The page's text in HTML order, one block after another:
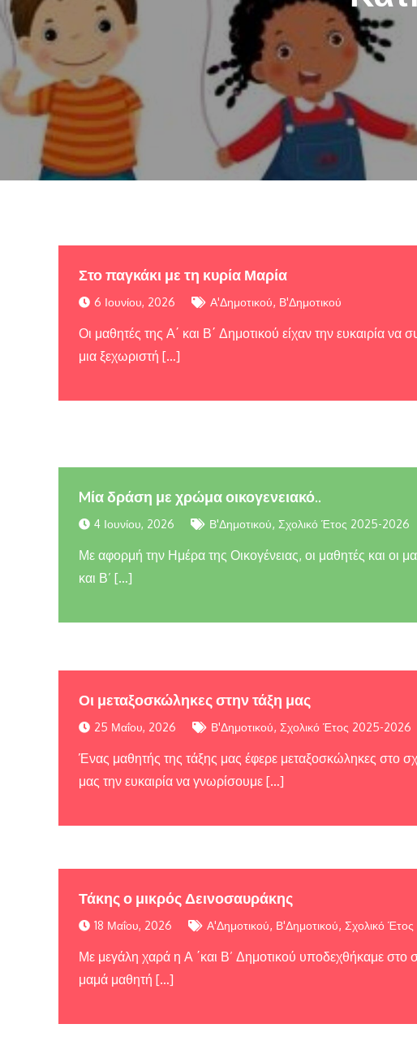
Στο παγκάκι με τη κυρία Μαρία
6 Ιουνίου, 2026 Α'Δημοτικού, Β'Δημοτικού
Οι μαθητές της Α΄ και Β΄ Δημοτικού είχαν την ευκαιρία να
μια ξεχωριστή […]
Mία δράση με χρώμα οικογενειακό..
4 Ιουνίου, 2026 Β'Δημοτικού, Σχολικό Έτος 2025-2026
Με αφορμή την Ημέρα της Οικογένειας, οι μαθητές και οι
και Β’ […]
Οι μεταξοσκώληκες στην τάξη μας
25 Μαΐου, 2026 Β'Δημοτικού, Σχολικό Έτος 2025-2026
Ένας μαθητής της τάξης μας έφερε μεταξοσκώληκες στο
μας την ευκαιρία να γνωρίσουμε […]
Τάκης ο μικρός Δεινοσαυράκης
18 Μαΐου, 2026 Α'Δημοτικού, Β'Δημοτικού, Σχολικό
Με μεγάλη χαρά η Α ΄και Β’ Δημοτικού υποδεχθήκαμε στο
μαμά μαθητή […]